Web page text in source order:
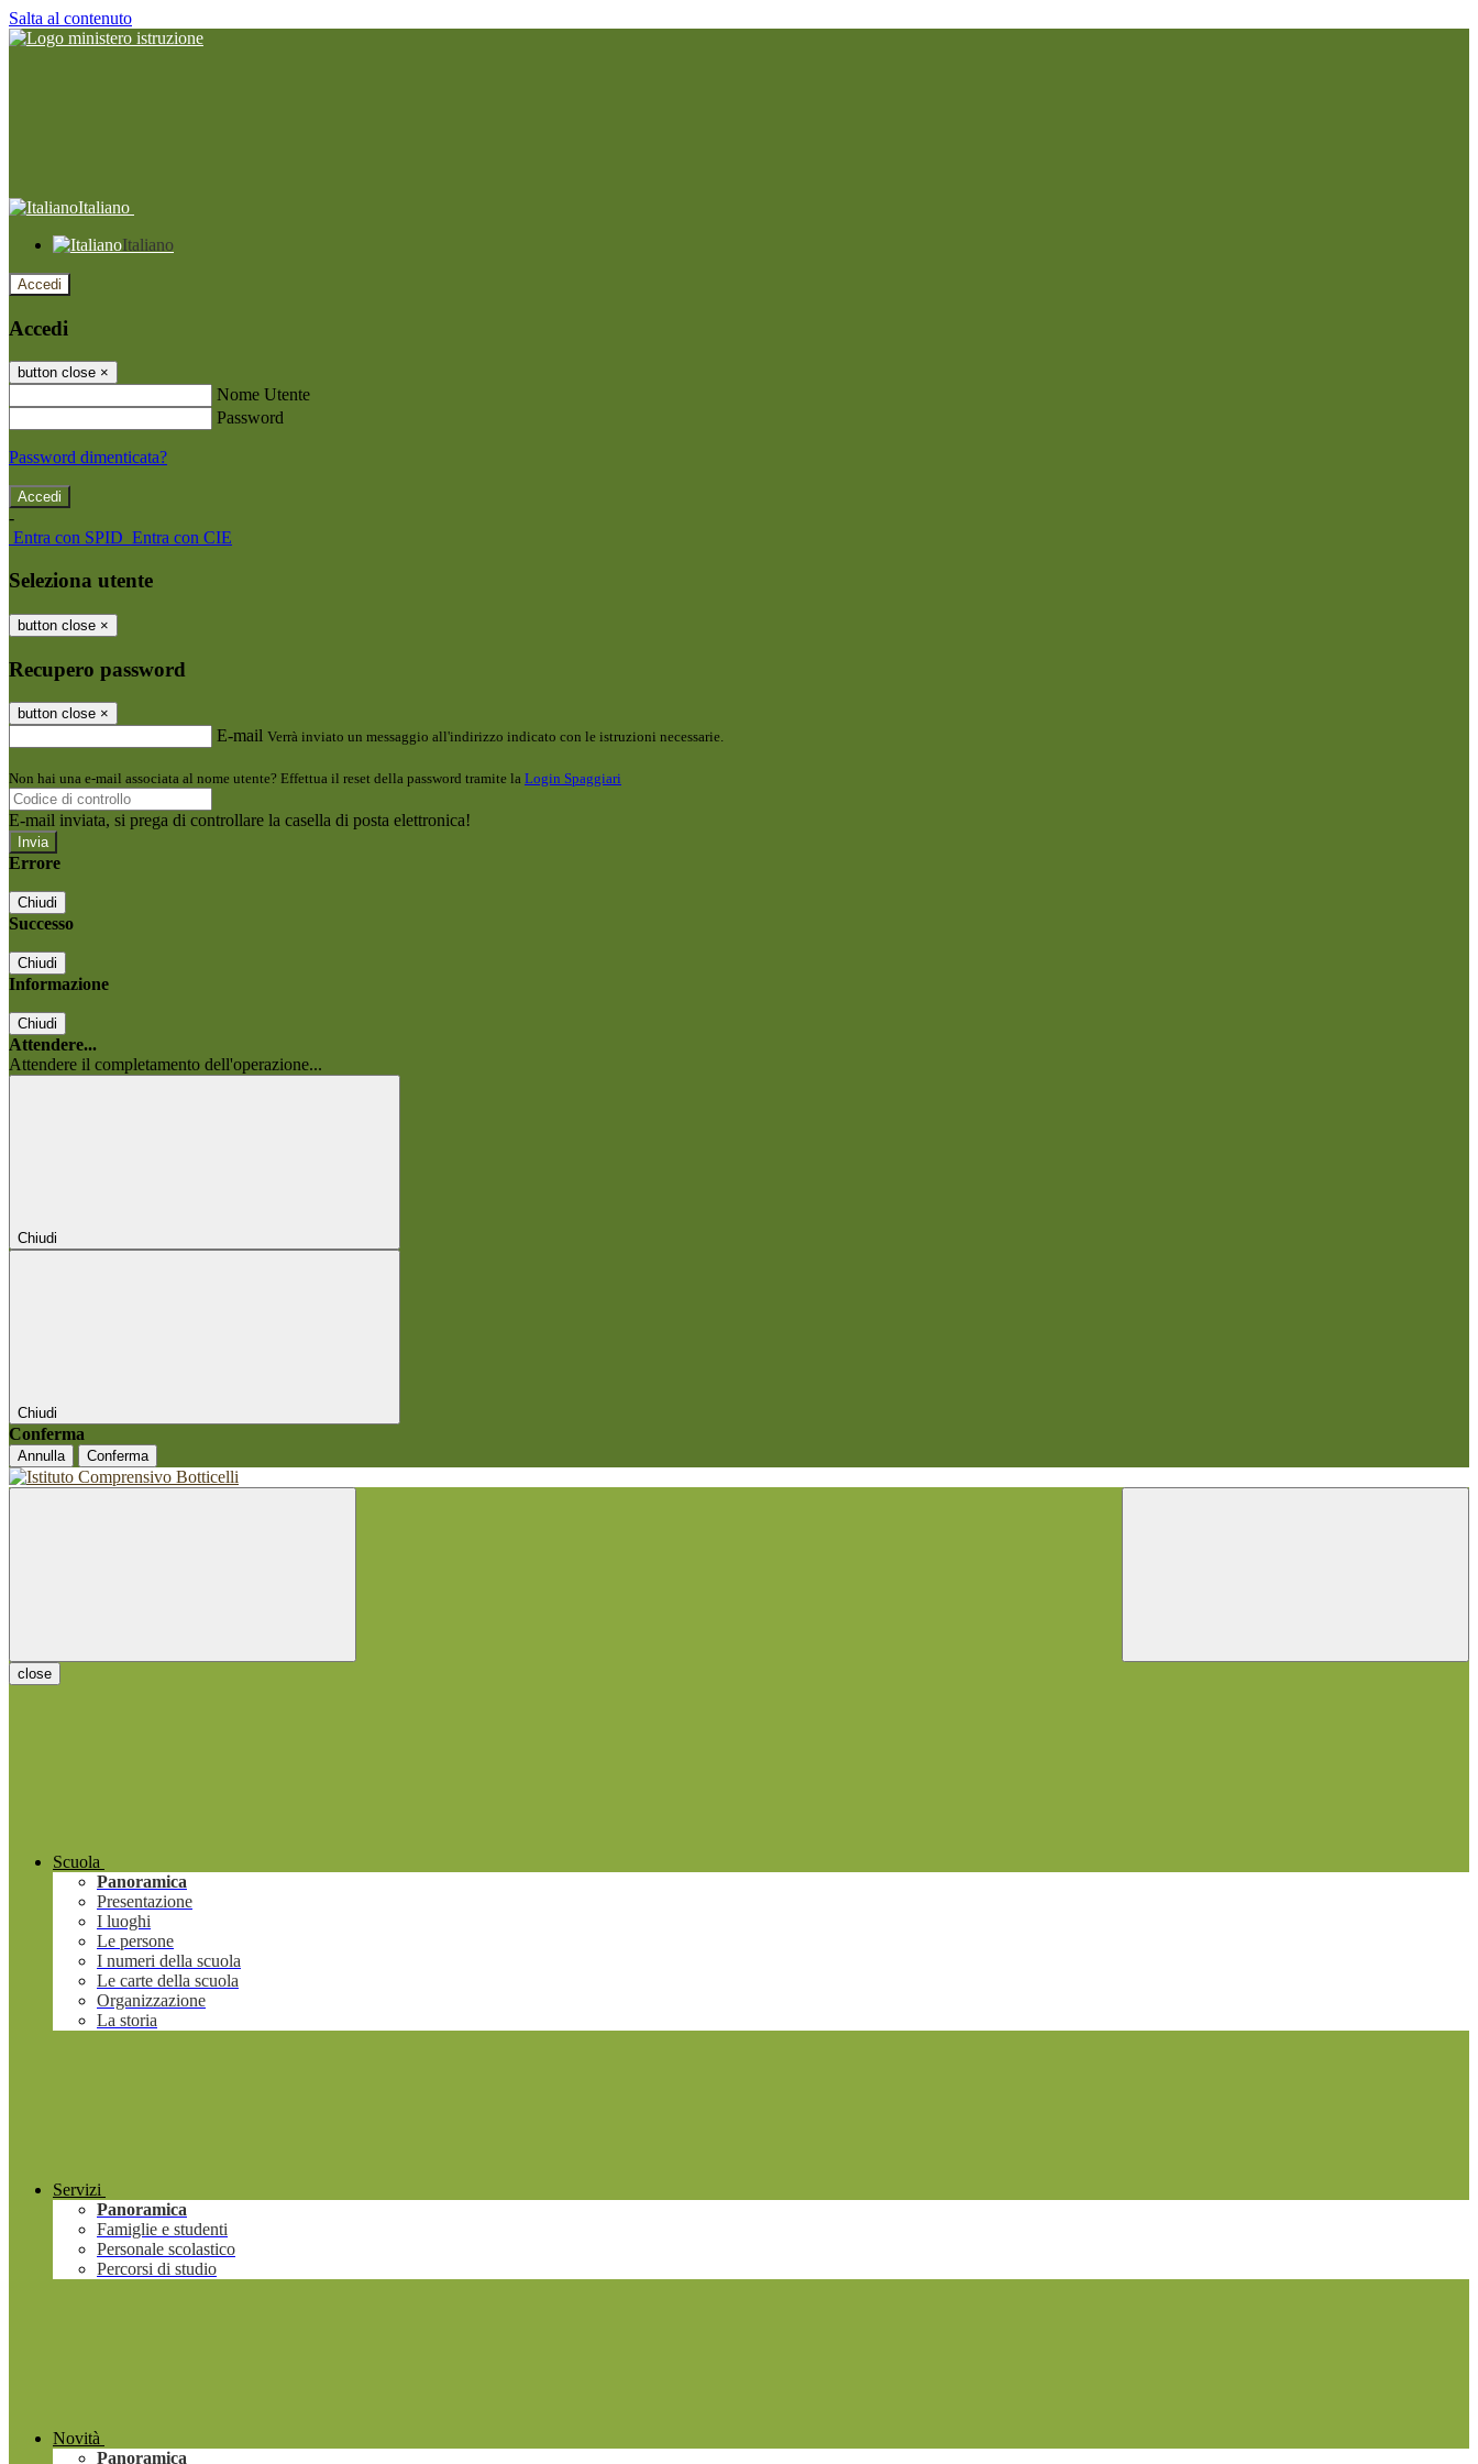
Salta al contenuto
Italiano
Italiano
Accedi
Accedi
button close ×
Nome Utente
Password
Password dimenticata?
-
Entra con SPID Entra con CIE
Seleziona utente
button close ×
Recupero password
button close ×
E-mail Verrà inviato un messaggio all'indirizzo indicato con le istruzioni necessarie.
Non hai una e-mail associata al nome utente? Effettua il reset della password tramite la Login Spaggiari
E-mail inviata, si prega di controllare la casella di posta elettronica!
Errore
Chiudi
Successo
Chiudi
Informazione
Chiudi
Attendere...
Attendere il completamento dell'operazione...
Chiudi
Chiudi
Conferma
Annulla Conferma
close
Scuola
Panoramica
Presentazione
I luoghi
Le persone
I numeri della scuola
Le carte della scuola
Organizzazione
La storia
Servizi
Panoramica
Famiglie e studenti
Personale scolastico
Percorsi di studio
Novità
Panoramica